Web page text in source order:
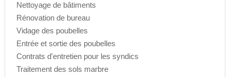
Nettoyage de bâtiments
Rénovation de bureau
Vidage des poubelles
Entrée et sortie des poubelles
Contrats d'entretien pour les syndics
Traitement des sols marbre